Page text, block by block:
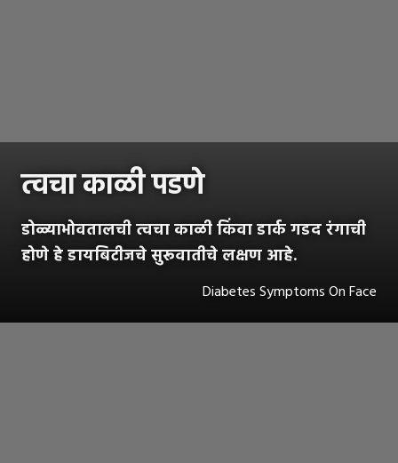
त्वचा काळी पडणे
डोळ्याभोवतालची त्वचा काळी किंवा डार्क गडद रंगाची
होणे हे डायबिटीजचे सुरूवातीचे लक्षण आहे.
Diabetes Symptoms On Face